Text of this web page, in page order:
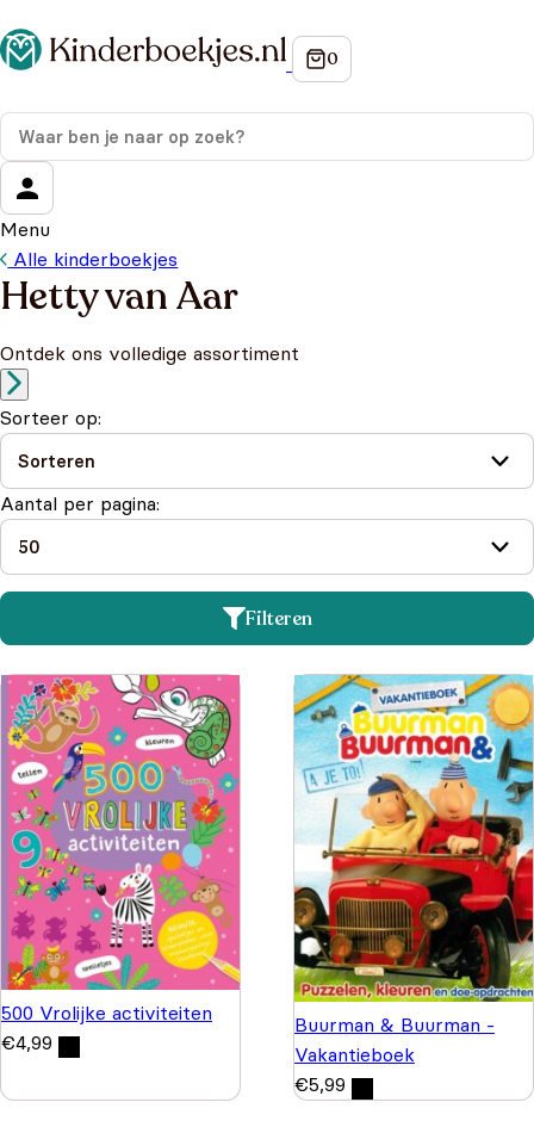
Menu
Alle kinderboekjes
Hetty van Aar
Ontdek ons volledige assortiment
Sorteer op:
Aantal per pagina:
Filteren
500 Vrolijke activiteiten
€4,99
Buurman & Buurman -
Vakantieboek
€5,99